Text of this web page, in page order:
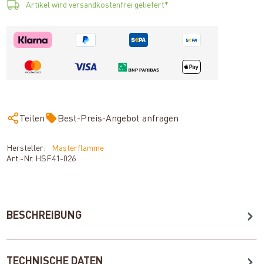
Artikel wird versandkostenfrei geliefert*
Teilen Best-Preis-Angebot anfragen
Hersteller:
Masterflamme
Art.-Nr. HSF41-026
BESCHREIBUNG
TECHNISCHE DATEN